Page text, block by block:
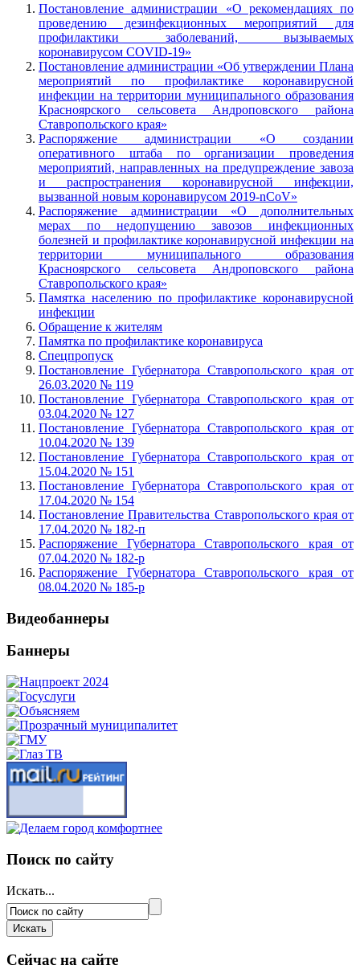
Постановление администрации «О рекомендациях по
проведению дезинфекционных мероприятий для
профилактики заболеваний, вызываемых
коронавирусом COVID-19»
Постановление администрации «Об утверждении Плана
мероприятий по профилактике коронавирусной
инфекции на территории муниципального образования
Красноярского сельсовета Андроповского района
Ставропольского края»
Распоряжение администрации «О создании
оперативного штаба по организации проведения
мероприятий, направленных на предупреждение завоза
и распространения коронавирусной инфекции,
вызванной новым коронавирусом 2019-nCоV»
Распоряжение администрации «О дополнительных
мерах по недопущению завозов инфекционных
болезней и профилактике коронавирусной инфекции на
территории муниципального образования
Красноярского сельсовета Андроповского района
Ставропольского края»
Памятка населению по профилактике коронавирусной
инфекции
Обращение к жителям
Памятка по профилактике коронавируса
Спецпропуск
Постановление Губернатора Ставропольского края от
26.03.2020 № 119
Постановление Губернатора Ставропольского края от
03.04.2020 № 127
Постановление Губернатора Ставропольского края от
10.04.2020 № 139
Постановление Губернатора Ставропольского края от
15.04.2020 № 151
Постановление Губернатора Ставропольского края от
17.04.2020 № 154
Постановление Правительства Ставропольского края от
17.04.2020 № 182-п
Распоряжение Губернатора Ставропольского края от
07.04.2020 № 182-р
Распоряжение Губернатора Ставропольского края от
08.04.2020 № 185-р
Видеобаннеры
Баннеры
Поиск по сайту
Искать...
Сейчас на сайте